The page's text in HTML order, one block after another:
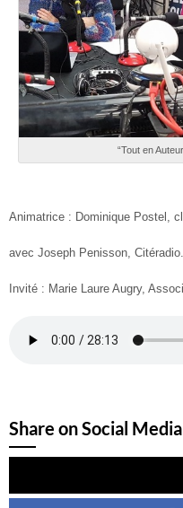
“Tout en
Animatrice : Dominique Postel,
avec Joseph Penisson, Citéradio.
Invité : Marie Laure Augry,
Share on Social Media